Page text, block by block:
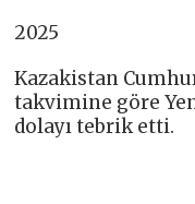
2025
Kazakistan
takvimine göre
dolayı tebrik etti.